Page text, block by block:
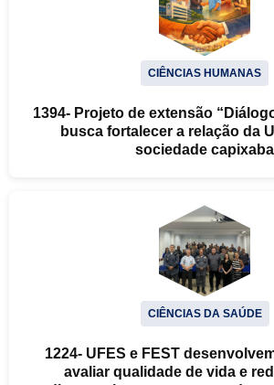
CIÊNCIAS HUMANAS
1394- Projeto de extensão
busca fortalecer a relação da
sociedade capixaba
CIÊNCIAS DA SAÚDE
1224- UFES e FEST
avaliar qualidade de vida e